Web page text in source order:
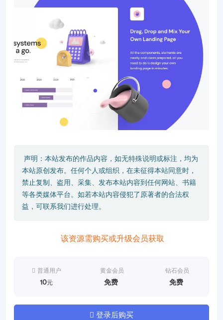
声明：本站发布的作品内容，如无特殊说明或标注，均为
本站原创发布。任何个人或组织，在未征得本站同意时，
禁止复制、盗用、采集、发布本站内容到任何网站、书籍
等各类媒体平台。如若本站内容侵犯了原著者的合法权
益，可联系我们进行处理。
该资源需购买或升级会员获取
普通用户
10元
黄金会员
免费
钻石会员
免费
登录后购买